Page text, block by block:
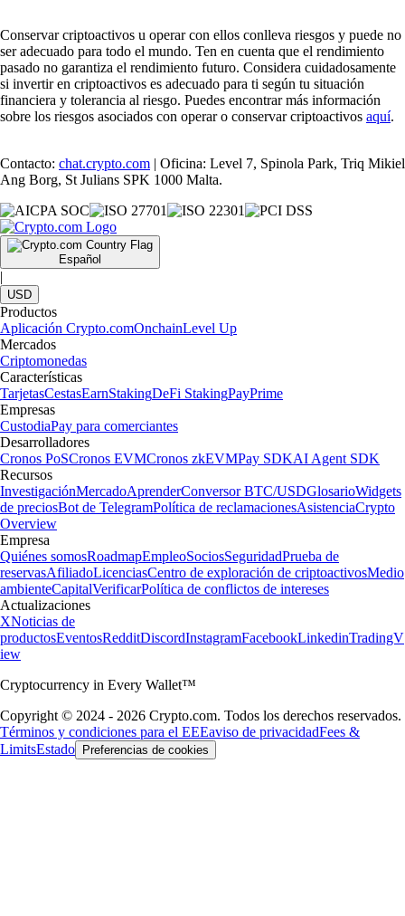
Conservar criptoactivos u operar con ellos conlleva riesgos y puede no
ser adecuado para todo el mundo. Ten en cuenta que el rendimiento
pasado no garantiza el rendimiento futuro. Considera cuidadosamente
si invertir en criptoactivos es adecuado para ti según tu situación
financiera y tolerancia al riesgo. Puedes encontrar más información
sobre los riesgos asociados con operar o conservar criptoactivos aquí.
Contacto: chat.crypto.com | Oficina: Level 7, Spinola Park, Triq Mikiel
Ang Borg, St Julians SPK 1000 Malta.
Español
|
USD
Productos
Aplicación Crypto.comOnchainLevel Up
Mercados
Criptomonedas
Características
TarjetasCestasEarnStakingDeFi StakingPayPrime
Empresas
CustodiaPay para comerciantes
Desarrolladores
Cronos PoSCronos EVMCronos zkEVMPay SDKAI Agent SDK
Recursos
InvestigaciónMercadoAprenderConversor BTC/USDGlosarioWidgets
de preciosBot de TelegramPolítica de reclamacionesAsistenciaCrypto
Overview
Empresa
Quiénes somosRoadmapEmpleoSociosSeguridadPrueba de
reservasAfiliadoLicenciasCentro de exploración de criptoactivosMedio
ambienteCapitalVerificarPolítica de conflictos de intereses
Actualizaciones
XNoticias de
productosEventosRedditDiscordInstagramFacebookLinkedinTradingV
iew
Cryptocurrency in Every Wallet™
Copyright © 2024 - 2026 Crypto.com. Todos los derechos reservados.
Términos y condiciones para el EEEaviso de privacidadFees &
LimitsEstado Preferencias de cookies